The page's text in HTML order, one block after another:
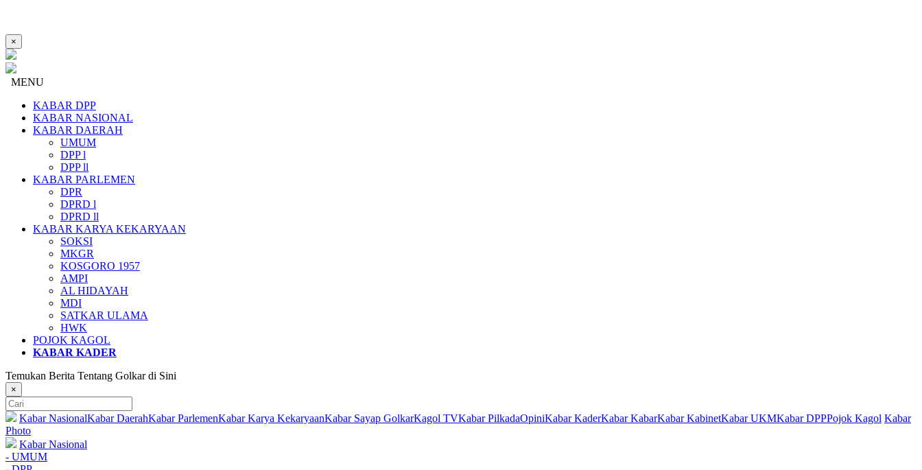
×
MENU
KABAR DPP
KABAR NASIONAL
KABAR DAERAH
UMUM
DPP l
DPP ll
KABAR PARLEMEN
DPR
DPRD l
DPRD ll
KABAR KARYA KEKARYAAN
SOKSI
MKGR
KOSGORO 1957
AMPI
AL HIDAYAH
MDI
SATKAR ULAMA
HWK
POJOK KAGOL
KABAR KADER
Temukan Berita Tentang Golkar di Sini
×
Kabar NasionalKabar DaerahKabar ParlemenKabar Karya KekaryaanKabar Sayap GolkarKagol TVKabar PilkadaOpiniKabar KaderKabar KabarKabar KabinetKabar UKMKabar DPPPojok Kagol Kabar
Photo
Kabar Nasional
- UMUM